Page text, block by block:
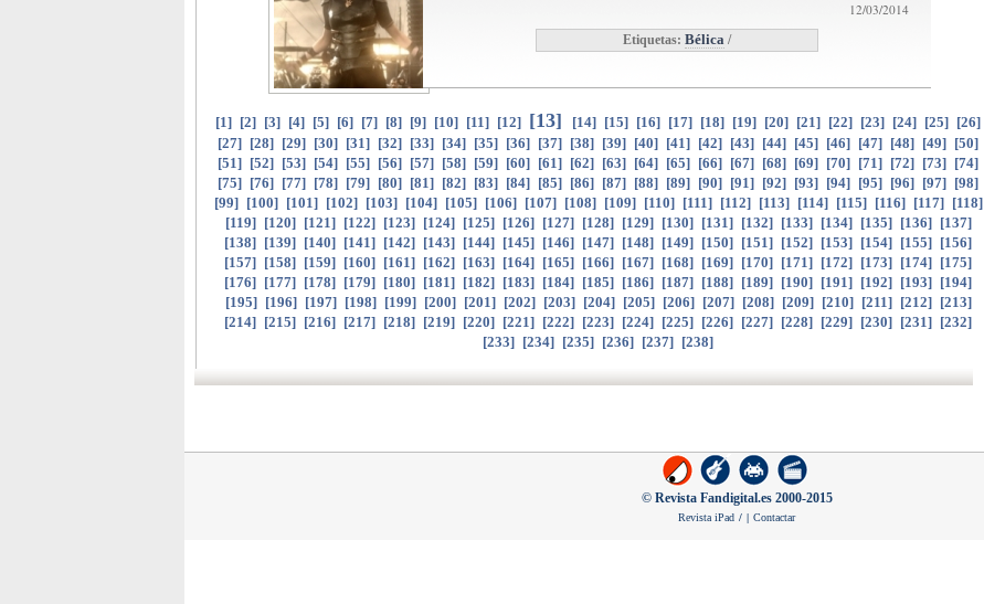
12/03/2014
Etiquetas: Bélica /
[1] [2] [3] [4] [5] [6] [7] [8] [9] [10] [11] [12] [13] [14] [15] [16] [17] [18] [19] [20] [21] [22] [23] [24] [25] [26]
[27] [28] [29] [30] [31] [32] [33] [34] [35] [36] [37] [38] [39] [40] [41] [42] [43] [44] [45] [46] [47] [48] [49] [50]
[51] [52] [53] [54] [55] [56] [57] [58] [59] [60] [61] [62] [63] [64] [65] [66] [67] [68] [69] [70] [71] [72] [73] [74]
[75] [76] [77] [78] [79] [80] [81] [82] [83] [84] [85] [86] [87] [88] [89] [90] [91] [92] [93] [94] [95] [96] [97] [98]
[99] [100] [101] [102] [103] [104] [105] [106] [107] [108] [109] [110] [111] [112] [113] [114] [115] [116] [117] [118]
[119] [120] [121] [122] [123] [124] [125] [126] [127] [128] [129] [130] [131] [132] [133] [134] [135] [136] [137]
[138] [139] [140] [141] [142] [143] [144] [145] [146] [147] [148] [149] [150] [151] [152] [153] [154] [155] [156]
[157] [158] [159] [160] [161] [162] [163] [164] [165] [166] [167] [168] [169] [170] [171] [172] [173] [174] [175]
[176] [177] [178] [179] [180] [181] [182] [183] [184] [185] [186] [187] [188] [189] [190] [191] [192] [193] [194]
[195] [196] [197] [198] [199] [200] [201] [202] [203] [204] [205] [206] [207] [208] [209] [210] [211] [212] [213]
[214] [215] [216] [217] [218] [219] [220] [221] [222] [223] [224] [225] [226] [227] [228] [229] [230] [231] [232]
[233] [234] [235] [236] [237] [238]
© Revista Fandigital.es 2000-2015
Revista iPad / | Contactar